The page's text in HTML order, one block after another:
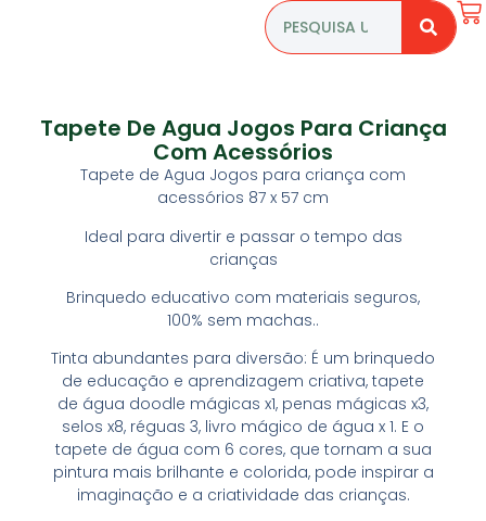
Tapete De Agua Jogos Para Criança
Com Acessórios
Tapete de Agua Jogos para criança com
acessórios 87 x 57 cm
Ideal para divertir e passar o tempo das
crianças
Brinquedo educativo com materiais seguros,
100% sem machas..
Tinta abundantes para diversão: É um brinquedo
de educação e aprendizagem criativa, tapete
de água doodle mágicas x1, penas mágicas x3,
selos x8, réguas 3, livro mágico de água x 1. E o
tapete de água com 6 cores, que tornam a sua
pintura mais brilhante e colorida, pode inspirar a
imaginação e a criatividade das crianças.